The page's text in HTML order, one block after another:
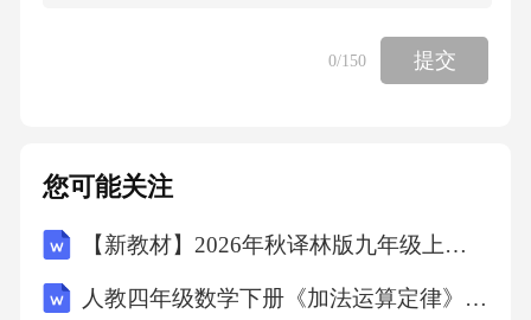
同。因此，建设2025年野生动植物保护科技项
的必然选择。(三)、项目建设的可行性本项目建
市场需求三个方面。政策上，国家高度重视生
物多样性保护，将科技创新列为野生动植物保
0/150 提交
您可能关注
【新教材】2026年秋译林版九年级上册英语Unit 6 The art of the brush单元测试卷（含答案）
人教四年级数学下册《加法运算定律》示范公开课教学设计